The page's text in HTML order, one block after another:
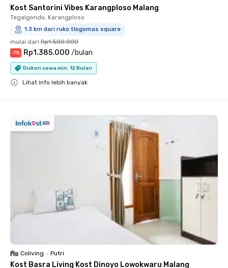
Kost Santorini Vibes Karangploso Malang
Tegalgondo, Karangploso
1.3 km dari ruko tlogomas square
mulai dari Rp1.500.000
-7% Rp1.385.000 /bulan
Diskon sewa min. 12 Bulan
Lihat info lebih banyak
Coliving • Putri
Kost Basra Living Kost Dinoyo Lowokwaru Malang